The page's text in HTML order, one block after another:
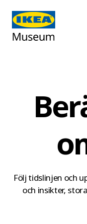
Följ tidslinjen och
och insikter,